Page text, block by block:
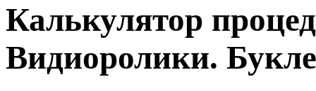
Калькулятор
Видиоролики.